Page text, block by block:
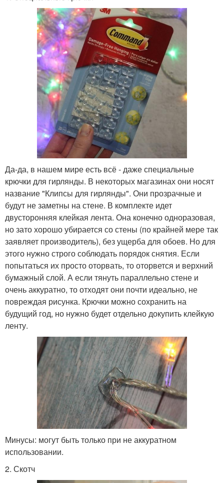
Да-да, в нашем мире есть всё - даже специальные
крючки для гирлянды. В некоторых магазинах они носят
название "Клипсы для гирлянды". Они прозрачные и
будут не заметны на стене. В комплекте идет
двусторонняя клейкая лента. Она конечно одноразовая,
но зато хорошо убирается со стены (по крайней мере так
заявляет производитель), без ущерба для обоев. Но для
этого нужно строго соблюдать порядок снятия. Если
попытаться их просто оторвать, то оторвется и верхний
бумажный слой. А если тянуть параллельно стене и
очень аккуратно, то отходят они почти идеально, не
повреждая рисунка. Крючки можно сохранить на
будущий год, но нужно будет отдельно докупить клейкую
ленту.
Минусы: могут быть только при не аккуратном
использовании.
2. Скотч